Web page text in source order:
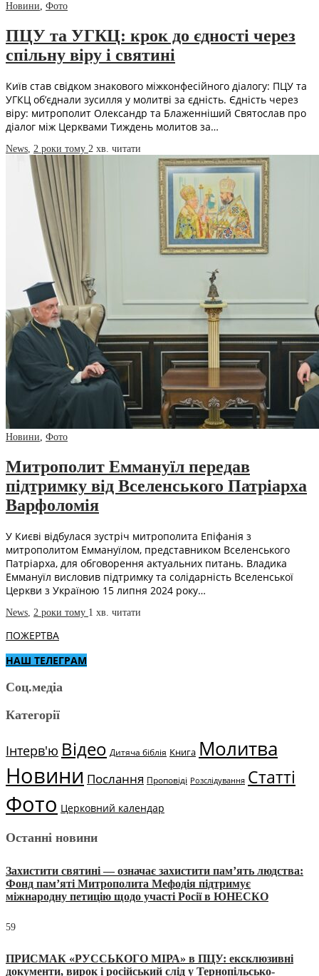
Новини, Фото
ПЦУ та УГКЦ: крок до єдності через
спільну віру і святині
Київ став свідком знакового міжконфесійного діалогу: ПЦУ та
УГКЦ об’єднали зусилля у молитві за єдність. Єдність через
віру: митрополит Олександр та Блаженніший Святослав про
діалог між Церквами Тиждень молитов за…
News, 2 роки тому 2 хв. читати
Новини, Фото
Митрополит Еммануїл передав
підтримку від Вселенського Патріарха
Варфоломія
У Києві відбулася зустріч митрополита Епіфанія з
митрополитом Еммануїлом, представником Вселенського
Патріарха, для обговорення актуальних питань. Владика
Еммануїл висловив підтримку та солідарність Вселенської
Церкви з Україною 15 липня 2024 року…
News 2 роки тому 1 хв. читати
ПОЖЕРТВА
НАШ ТЕЛЕГРАМ
Соц.медіа
Категорії
Інтерв'ю Відео Дитяча біблія Книга Молитва
Новини Послання Проповіді Розслідування Статті
Фото Церковний календар
Останні новини
Захистити святині — означає захистити пам’ять людства:
Фонд пам’яті Митрополита Мефодія підтримує
міжнародну петицію щодо участі Росії в ЮНЕСКО
59
ПРИСМАК «РУССЬКОГО МІРА» в ПЦУ: ексклюзивні
документи, вирок і російський слід у Тернопільсько-